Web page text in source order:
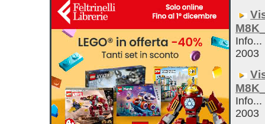
Info...
2003
Info...
2003